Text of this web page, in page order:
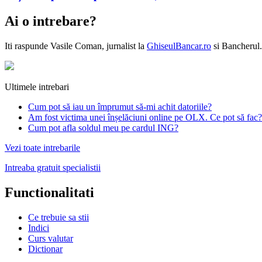
Ai o intrebare?
Iti raspunde Vasile Coman, jurnalist la GhiseulBancar.ro si
Ultimele intrebari
Cum pot să iau un împrumut să-mi achit datoriile?
Am fost victima unei înșelăciuni online pe OLX. Ce pot să fac?
Cum pot afla soldul meu pe cardul ING?
Vezi toate intrebarile
Intreaba gratuit specialistii
Functionalitati
Ce trebuie sa stii
Indici
Curs valutar
Dictionar